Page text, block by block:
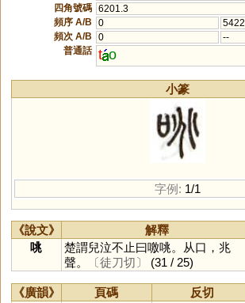
四角號碼 6201.3
頻序 A/B
0
5422
頻次 A/B
0
--
普通話 t o
小篆
字例: 1/1
《說文》 解釋
咷
楚謂兒泣不止曰噭咷。从口，兆
聲。
〔徒刀切〕 (31 / 25)
《廣韻》 頁碼 反切